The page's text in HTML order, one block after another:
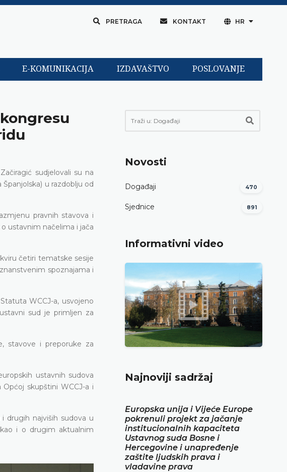
PRETRAGA KONTAKT HR
E-KOMUNIKACIJA IZDAVAŠTVO POSLOVANJE
sudjelovali su na
u razdoblju od
pravnih stavova i
ustavnim načelima i jača
četiri tematske sesije
spoznajama i
WCCJ-a, usvojeno
sud je primljen za
stavove i preporuke za
ustavnih sudova
skupštini WCCJ-a i
drugih najviših sudova u
i o drugim aktualnim
Novosti
Događaji 470
Sjednice 891
Informativni video
Najnoviji sadržaj
Europska unija i Vijeće Europe
pokrenuli projekt za jačanje
institucionalnih kapaciteta
Ustavnog suda Bosne i
Hercegovine i unapređenje
zaštite ljudskih prava i
vladavine prava